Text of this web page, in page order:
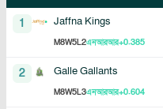
1 Jaffna Kings
M8W5L2এনআরআর+0.385
2 Galle Gallants
M8W5L3এনআরআর+0.604